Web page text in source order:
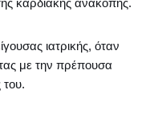
καρδιακής ανακοπής.
ιατρικής, όταν
με την πρέπουσα
του.